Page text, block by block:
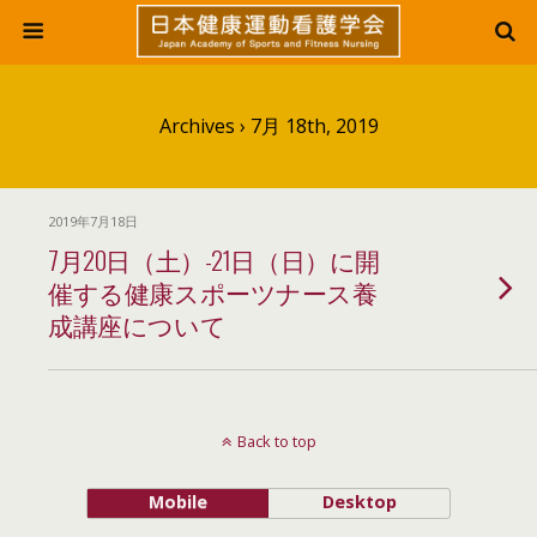
Archives › 7月 18th, 2019
2019年7月18日
7月20日（土）-21日（日）に開
催する健康スポーツナース養
成講座について
Back to top
Mobile Desktop